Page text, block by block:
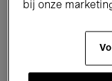
Hosted Events
bij onze